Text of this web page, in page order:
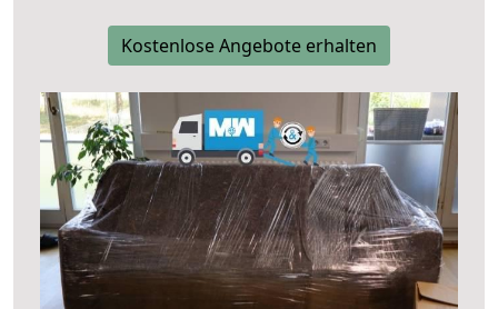
Kostenlose Angebote erhalten